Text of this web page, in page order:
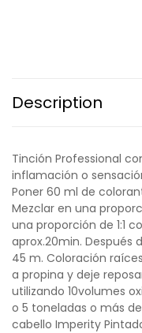
Description
Tinción Professional
inflamación o
Poner 60 ml de
Mezclar en una
una proporción de 1:1
aprox.20min.
45 m. Coloración
a propina y deje
utilizando 10volumes
o 5 toneladas o más
cabello Imperity